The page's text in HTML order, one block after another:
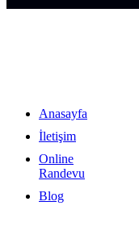
Anasayfa
İletişim
Online
Randevu
Blog